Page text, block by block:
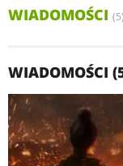
WIADOMOŚCI (5)
WIADOMOŚCI